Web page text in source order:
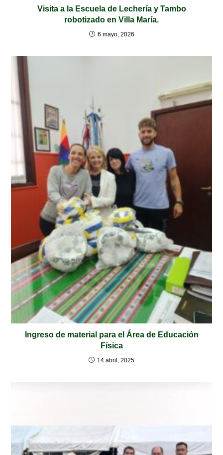
Visita a la Escuela de Lechería y Tambo
robotizado en Villa María.
6 mayo, 2026
Ingreso de material para el Área de Educación
Física
14 abril, 2025